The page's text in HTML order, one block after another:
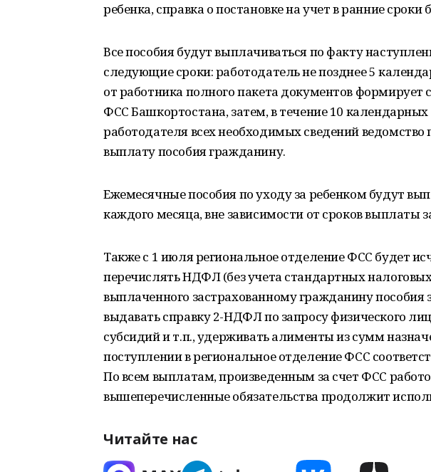
ребенка, справка о постановке на учет в ранние сроки
Все пособия будут выплачиваться по факту
следующие сроки: работодатель не позднее 5
от работника полного пакета документов формирует
ФСС Башкортостана, затем, в течение 10
работодателя всех необходимых сведений ведомство
выплату пособия гражданину.
Ежемесячные пособия по уходу за ребенком будут
каждого месяца, вне зависимости от сроков выплаты
Также с 1 июля региональное отделение ФСС будет
перечислять НДФЛ (без учета стандартных
выплаченного застрахованному гражданину пособия
выдавать справку 2-НДФЛ по запросу физического
субсидий и т.п., удерживать алименты из сумм
поступлении в региональное отделение ФСС
По всем выплатам, произведенным за счет ФСС
вышеперечисленные обязательства продолжит
Читайте нас